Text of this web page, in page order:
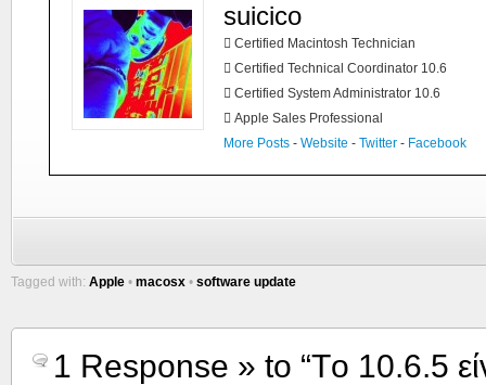
suicico
 Certified Macintosh Technician
 Certified Technical Coordinator 10.6
 Certified System Administrator 10.6
 Apple Sales Professional
More Posts - Website - Twitter - Facebook
Tagged with: Apple • macosx • software update
1 Response » to “Tο 10.6.5